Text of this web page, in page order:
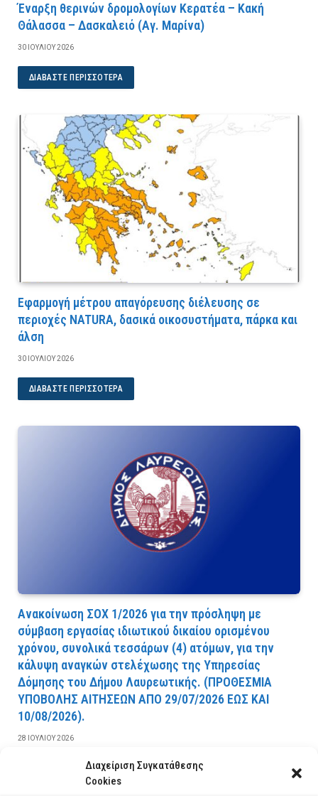
Διαχείριση Συγκατάθεσης
Cookies
Έναρξη θερινών δρομολογίων Κερατέα – Κακή
Θάλασσα – Δασκαλειό (Αγ. Μαρίνα)
30 ΙΟΥΛΊΟΥ 2026
ΔΙΑΒΆΣΤΕ ΠΕΡΙΣΣΌΤΕΡΑ
Εφαρμογή μέτρου απαγόρευσης διέλευσης σε
περιοχές NATURA, δασικά οικοσυστήματα, πάρκα και
άλση
30 ΙΟΥΛΊΟΥ 2026
ΔΙΑΒΆΣΤΕ ΠΕΡΙΣΣΌΤΕΡΑ
Ανακοίνωση ΣΟΧ 1/2026 για την πρόσληψη με
σύμβαση εργασίας ιδιωτικού δικαίου ορισμένου
χρόνου, συνολικά τεσσάρων (4) ατόμων, για την
κάλυψη αναγκών στελέχωσης της Υπηρεσίας
Δόμησης του Δήμου Λαυρεωτικής. (ΠPOΘEΣMIA
YΠOBOΛHΣ AITHΣEΩN AΠO 29/07/2026 EΩΣ KAI
10/08/2026).
28 ΙΟΥΛΊΟΥ 2026
ΔΙΑΒΆΣΤΕ ΠΕΡΙΣΣΌΤΕΡΑ